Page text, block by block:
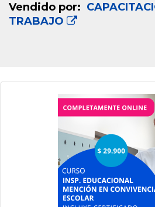
Vendido por:
TRABAJO